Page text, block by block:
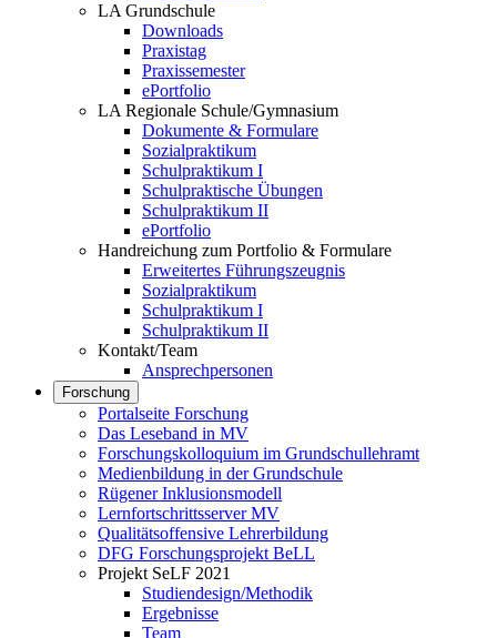
LA Grundschule
Downloads
Praxistag
Praxissemester
ePortfolio
LA Regionale Schule/Gymnasium
Dokumente & Formulare
Sozialpraktikum
Schulpraktikum I
Schulpraktische Übungen
Schulpraktikum II
ePortfolio
Handreichung zum Portfolio & Formulare
Erweitertes Führungszeugnis
Sozialpraktikum
Schulpraktikum I
Schulpraktikum II
Kontakt/Team
Ansprechpersonen
Forschung
Portalseite Forschung
Das Leseband in MV
Forschungskolloquium im Grundschullehramt
Medienbildung in der Grundschule
Rügener Inklusionsmodell
Lernfortschrittsserver MV
Qualitätsoffensive Lehrerbildung
DFG Forschungsprojekt BeLL
Projekt SeLF 2021
Studiendesign/Methodik
Ergebnisse
Team